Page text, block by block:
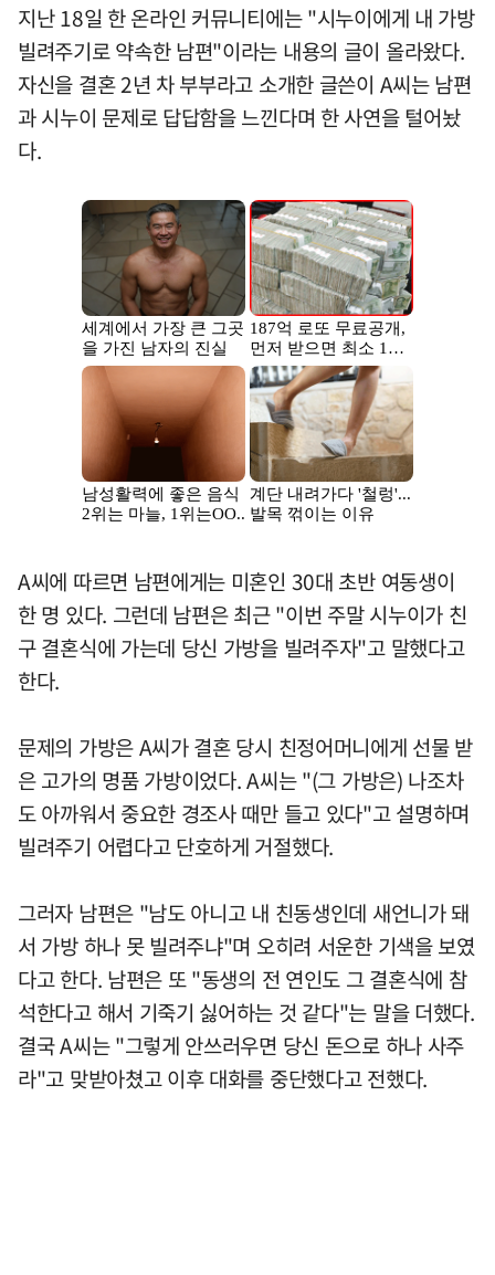
지난 18일 한 온라인 커뮤니티에는 "시누이에게 내 가방
빌려주기로 약속한 남편"이라는 내용의 글이 올라왔다.
자신을 결혼 2년 차 부부라고 소개한 글쓴이 A씨는 남편
과 시누이 문제로 답답함을 느낀다며 한 사연을 털어놨
다.
A씨에 따르면 남편에게는 미혼인 30대 초반 여동생이
한 명 있다. 그런데 남편은 최근 "이번 주말 시누이가 친
구 결혼식에 가는데 당신 가방을 빌려주자"고 말했다고
한다.
문제의 가방은 A씨가 결혼 당시 친정어머니에게 선물 받
은 고가의 명품 가방이었다. A씨는 "(그 가방은) 나조차
도 아까워서 중요한 경조사 때만 들고 있다"고 설명하며
빌려주기 어렵다고 단호하게 거절했다.
그러자 남편은 "남도 아니고 내 친동생인데 새언니가 돼
서 가방 하나 못 빌려주냐"며 오히려 서운한 기색을 보였
다고 한다. 남편은 또 "동생의 전 연인도 그 결혼식에 참
석한다고 해서 기죽기 싫어하는 것 같다"는 말을 더했다.
결국 A씨는 "그렇게 안쓰러우면 당신 돈으로 하나 사주
라"고 맞받아쳤고 이후 대화를 중단했다고 전했다.